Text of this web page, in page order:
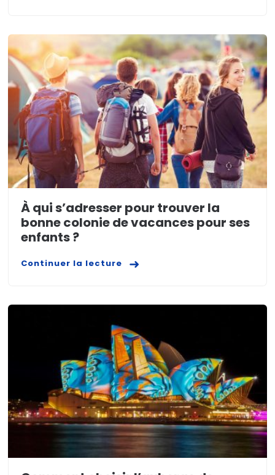
À qui s’adresser pour trouver la
bonne colonie de vacances pour ses
enfants ?
Continuer la lecture